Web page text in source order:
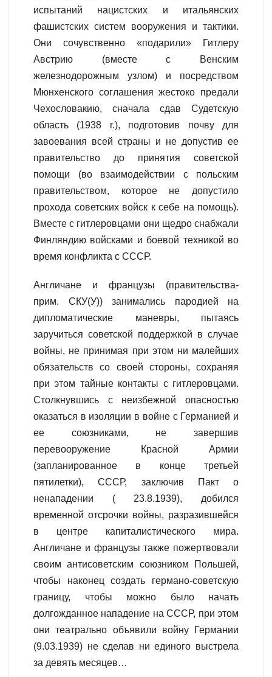
испытаний нацистских и итальянских
фашистских систем вооружения и тактики.
Они сочувственно «подарили» Гитлеру
Австрию (вместе с Венским
железнодорожным узлом) и посредством
Мюнхенского соглашения жестоко предали
Чехословакию, сначала сдав Судетскую
область (1938 г.), подготовив почву для
завоевания всей страны и не допустив ее
правительство до принятия советской
помощи (во взаимодействии с польским
правительством, которое не допустило
прохода советских войск к себе на помощь).
Вместе с гитлеровцами они щедро снабжали
Финляндию войсками и боевой техникой во
время конфликта с СССР.
Англичане и французы (правительства-
прим. СКУ(У)) занимались пародией на
дипломатические маневры, пытаясь
заручиться советской поддержкой в случае
войны, не принимая при этом ни малейших
обязательств со своей стороны, сохраняя
при этом тайные контакты с гитлеровцами.
Столкнувшись с неизбежной опасностью
оказаться в изоляции в войне с Германией и
ее союзниками, не завершив
перевооружение Красной Армии
(запланированное в конце третьей
пятилетки), СССР, заключив Пакт о
ненападении ( 23.8.1939), добился
временной отсрочки войны, разразившейся
в центре капиталистического мира.
Англичане и французы также пожертвовали
своим антисоветским союзником Польшей,
чтобы наконец создать германо-советскую
границу, чтобы можно было начать
долгожданное нападение на СССР, при этом
они театрально объявили войну Германии
(9.03.1939) не сделав ни единого выстрела
за девять месяцев…